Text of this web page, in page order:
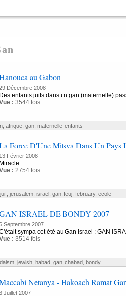
Hanouca au Gabon
29 Décembre 2008
Des enfants juifs dans un gan (maternelle)
Vue : 3544 fois
, afrique, gan, maternelle, enfants
La Force D'Une Mitsva Dans Un Pays
13 Février 2008
Miracle ...
Vue : 2754 fois
juif, jerusalem, israel, gan, feuj, february, ecole
GAN ISRAEL DE BONDY 2007
6 Septembre 2007
C'était sympa cet été au Gan Israel : GAN
Vue : 3514 fois
, jewish, habad, gan, chabad, bondy
Maccabi Netanya - Hakoach Ramat
3 Juillet 2007